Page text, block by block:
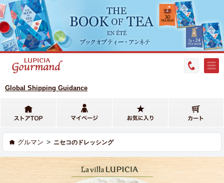
Global Shipping Guidance
グルマン > ニセコのドレッシング